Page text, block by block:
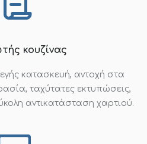
κουζίνας
κατασκευή, αντοχή στα
ταχύτατες εκτυπώσεις,
αντικατάσταση χαρτιού.